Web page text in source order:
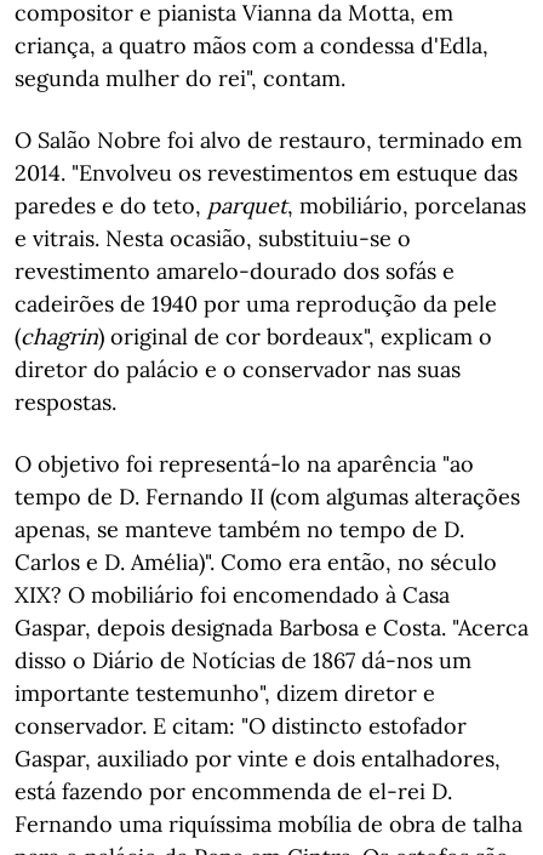
compositor e pianista Vianna da Motta, em
criança, a quatro mãos com a condessa d'Edla,
segunda mulher do rei", contam.
O Salão Nobre foi alvo de restauro, terminado em
2014. "Envolveu os revestimentos em estuque das
paredes e do teto, parquet, mobiliário, porcelanas
e vitrais. Nesta ocasião, substituiu-se o
revestimento amarelo-dourado dos sofás e
cadeirões de 1940 por uma reprodução da pele
(chagrin) original de cor bordeaux", explicam o
diretor do palácio e o conservador nas suas
respostas.
O objetivo foi representá-lo na aparência "ao
tempo de D. Fernando II (com algumas alterações
apenas, se manteve também no tempo de D.
Carlos e D. Amélia)". Como era então, no século
XIX? O mobiliário foi encomendado à Casa
Gaspar, depois designada Barbosa e Costa. "Acerca
disso o Diário de Notícias de 1867 dá-nos um
importante testemunho", dizem diretor e
conservador. E citam: "O distincto estofador
Gaspar, auxiliado por vinte e dois entalhadores,
está fazendo por encommenda de el-rei D.
Fernando uma riquíssima mobília de obra de talha